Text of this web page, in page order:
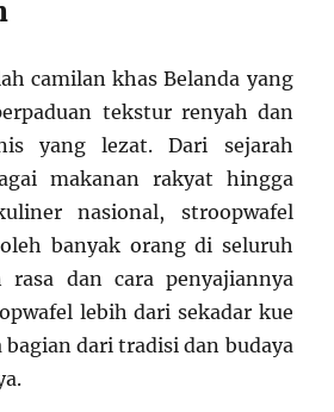
camilan khas Belanda yang
tekstur renyah dan
yang lezat. Dari sejarah
makanan rakyat hingga
nasional, stroopwafel
banyak orang di seluruh
rasa dan cara penyajiannya
lebih dari sekadar kue
dari tradisi dan budaya